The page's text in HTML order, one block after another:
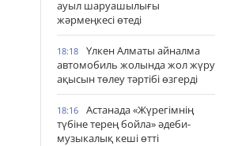
ауыл шаруашылығы
жәрмеңкесі өтеді
18:18
Үлкен Алматы айналма
автомобиль жолында жол жүру
ақысын төлеу тәртібі өзгерді
18:16
Астанада «Жүрегімнің
түбіне терең бойла» әдеби-
музыкалық кеші өтті